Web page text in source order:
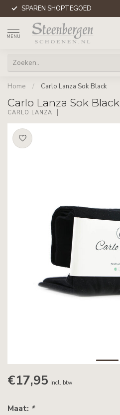
SPAREN SHOPTEGOED
MENU
Home / Carlo Lanza Sok Black
Carlo Lanza Sok Black
CARLO LANZA
€17,95 Incl. btw
Maat: *